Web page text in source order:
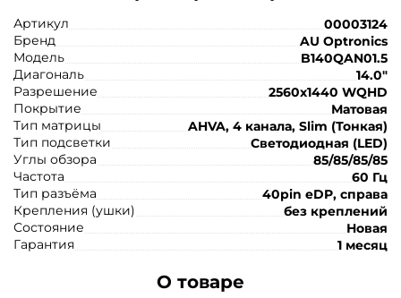
Артикул
00003124
Бренд
AU Optronics
Модель
B140QAN01.5
Диагональ
14.0"
Разрешение
2560x1440 WQHD
Покрытие
Матовая
Тип матрицы
AHVA, 4 канала, Slim (Тонкая)
Тип подсветки
Светодиодная (LED)
Углы обзора
85/85/85/85
Частота
60 Гц
Тип разъёма
40pin eDP, справа
Крепления (ушки)
без креплений
Состояние
Новая
Гарантия
1 месяц
О товаре